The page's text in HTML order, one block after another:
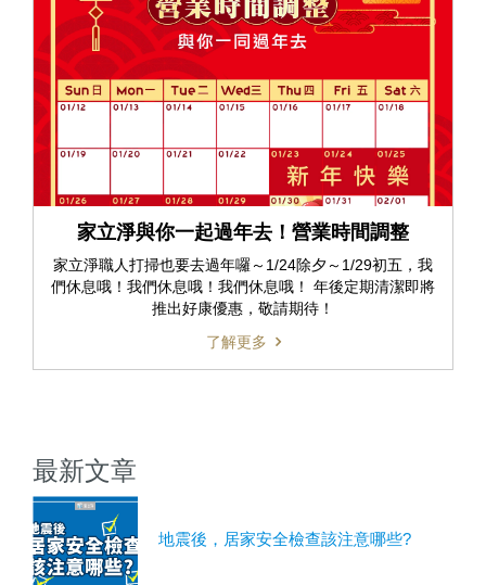
家立淨與你一起過年去！營業時間調整
家立淨職人打掃也要去過年囉～1/24除夕～1/29初五，我
們休息哦！我們休息哦！我們休息哦！ 年後定期清潔即將
推出好康優惠，敬請期待！
了解更多
最新文章
地震後，居家安全檢查該注意哪些?